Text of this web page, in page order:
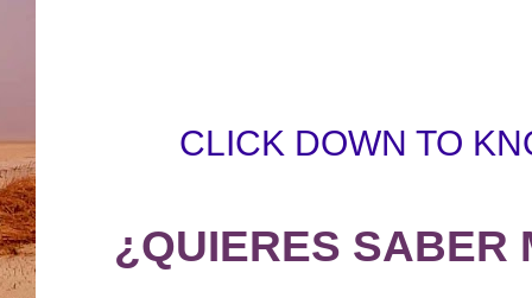
CLICK DOWN TO
¿QUIERES SABER